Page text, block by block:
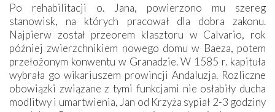
Po rehabilitacji o. Jana, powierzono mu szereg
stanowisk, na których pracował dla dobra zakonu.
Najpierw został przeorem klasztoru w Calvario, rok
później zwierzchnikiem nowego domu w Baeza, potem
przełożonym konwentu w Granadzie. W 1585 r. kapituła
wybrała go wikariuszem prowincji Andaluzja. Rozliczne
obowiązki związane z tymi funkcjami nie osłabiły ducha
modlitwy i umartwienia, Jan od Krzyża sypiał 2-3 godziny